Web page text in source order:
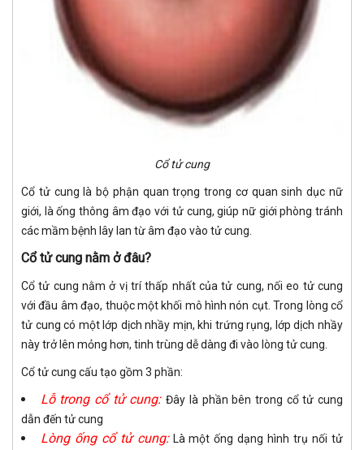
Cổ tử cung
Cổ tử cung là bộ phận quan trọng trong cơ quan sinh dục nữ
giới, là ống thông âm đạo với tử cung, giúp nữ giới phòng tránh
các mầm bệnh lây lan từ âm đạo vào tử cung.
Cổ tử cung nằm ở đâu?
Cổ tử cung nằm ở vị trí thấp nhất của tử cung, nối eo tử cung
với đầu âm đạo, thuộc một khối mô hình nón cụt. Trong lòng cổ
tử cung có một lớp dịch nhầy mịn, khi trứng rụng, lớp dịch nhầy
này trở lên mỏng hơn, tinh trùng dễ dàng đi vào lòng tử cung.
Cổ tử cung cấu tạo gồm 3 phần:
Lỗ trong cổ tử cung:Đây là phần bên trong cổ tử cung
dẫn đến tử cung
Lòng ống cổ tử cung:Là một ống dạng hình trụ nối tử